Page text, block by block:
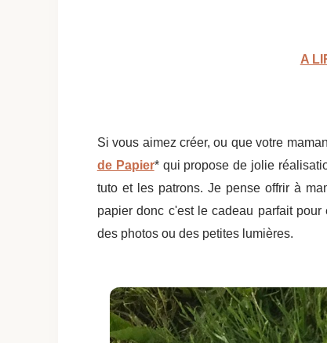
A
Si vous aimez créer, ou que votre
de Papier* qui propose de jolie
tuto et les patrons. Je pense offrir à
papier donc c'est le cadeau parfait
des photos ou des petites lumières.